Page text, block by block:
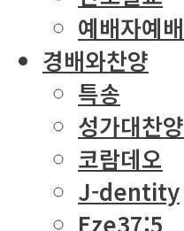
예배자예배
경배와찬양
특송
성가대찬양
코람데오
J-dentity
Eze37:5